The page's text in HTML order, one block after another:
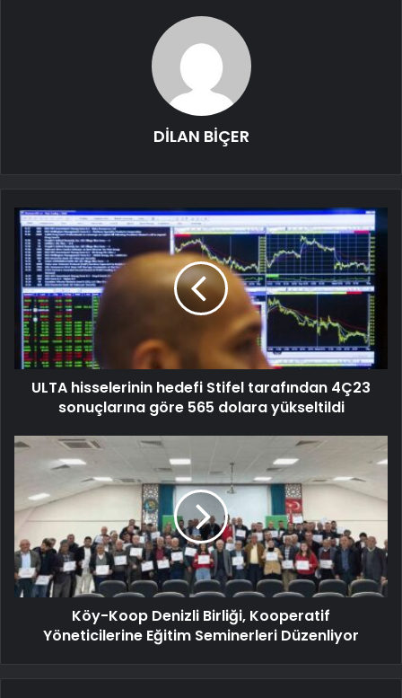
DİLAN BİÇER
ULTA hisselerinin hedefi Stifel tarafından 4Ç23
sonuçlarına göre 565 dolara yükseltildi
Köy-Koop Denizli Birliği, Kooperatif
Yöneticilerine Eğitim Seminerleri Düzenliyor